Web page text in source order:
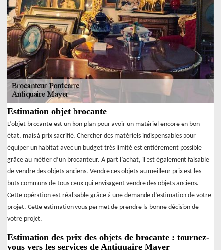
Estimation objet brocante
L’objet brocante est un bon plan pour avoir un matériel encore en bon
état, mais à prix sacrifié. Chercher des matériels indispensables pour
équiper un habitat avec un budget très limité est entièrement possible
grâce au métier d’un brocanteur. A part l’achat, il est également faisable
de vendre des objets anciens. Vendre ces objets au meilleur prix est les
buts communs de tous ceux qui envisagent vendre des objets anciens.
Cette opération est réalisable grâce à une demande d’estimation de votre
projet. Cette estimation vous permet de prendre la bonne décision de
votre projet.
Estimation des prix des objets de brocante : tournez-
vous vers les services de Antiquaire Mayer